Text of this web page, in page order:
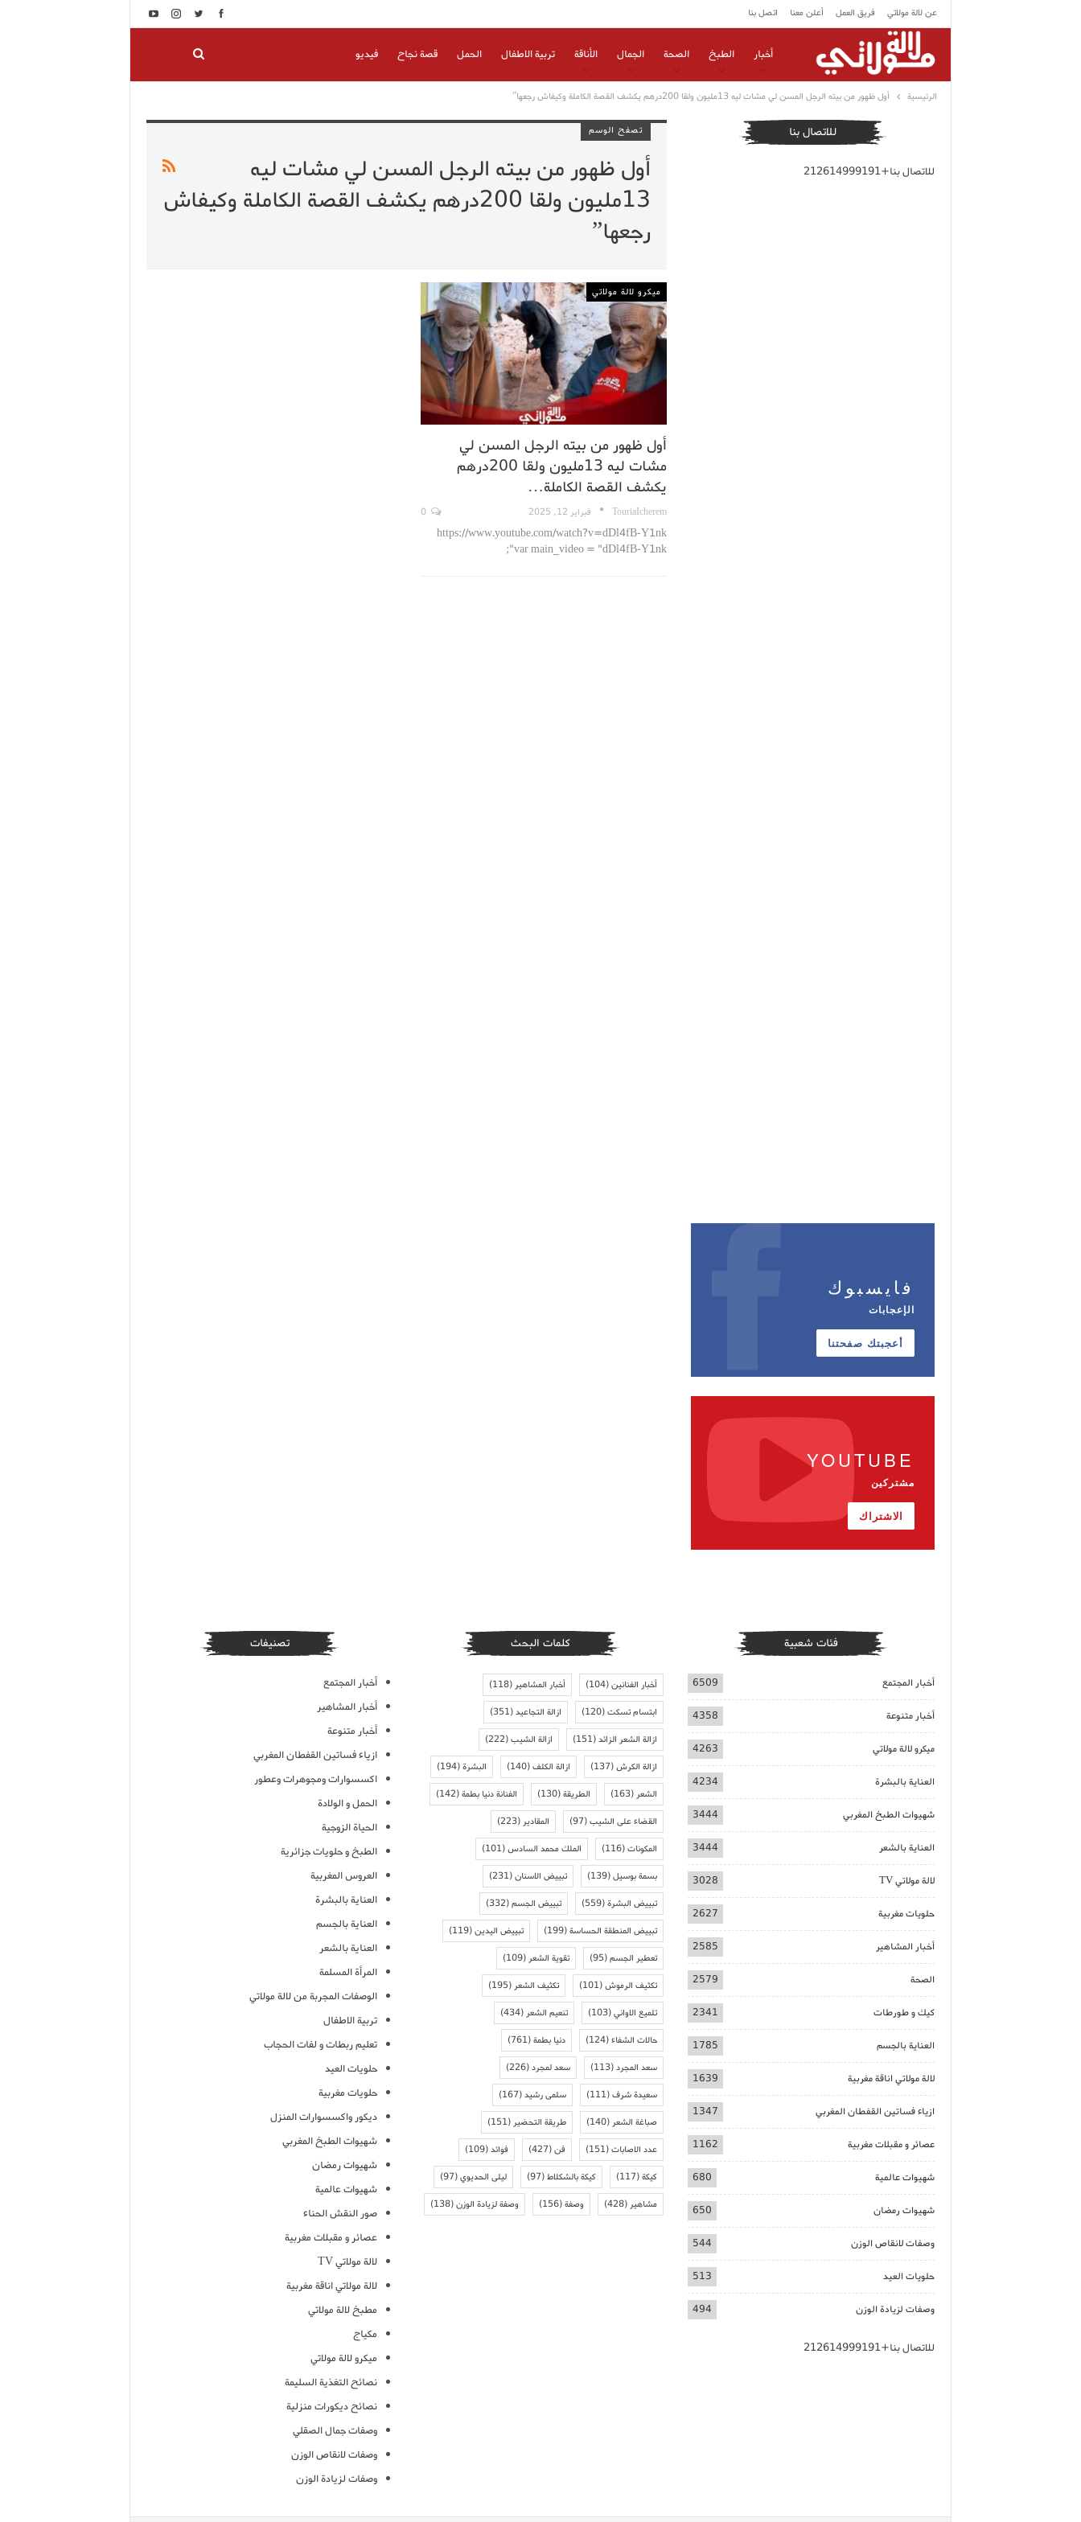
عن لالة مولاتي فريق العمل أعلن معنا اتصل بنا
أخبار الطبخ الصحة الجمال الأناقة تربية الاطفال الحمل قصة نجاح فيديو
الرئيسية أول ظهور من بيته الرجل المسن لي مشات ليه 13مليون ولقا 200درهم يكشف القصة الكاملة وكيفاش رجعها”
تصفح الوسم
أول ظهور من بيته الرجل المسن لي مشات ليه
13مليون ولقا 200درهم يكشف القصة الكاملة وكيفاش
رجعها”
ميكرو لالة مولاتي
أول ظهور من بيته الرجل المسن لي
مشات ليه 13مليون ولقا 200درهم
يكشف القصة الكاملة…
TouriaIcherem فبراير 12, 2025
https://www.youtube.com/watch?v=dDl4fB-Y1nk
var main_video = "dDl4fB-Y1nk";
للاتصال بنا
للاتصال بنا+212614999191
فايسبوك
الإعجابات
أعجبتك صفحتنا
YOUTUBE
مشتركين
الاشتراك
فئات شعبية
أخبار المجتمع 6509
أخبار متنوعة 4358
ميكرو لالة مولاتي 4263
العناية بالبشرة 4234
شهيوات الطبخ المغربي 3444
العناية بالشعر 3444
لالة مولاتي TV 3028
حلويات مغربية 2627
أخبار المشاهير 2585
الصحة 2579
كيك و طورطات 2341
العناية بالجسم 1785
لالة مولاتي اناقة مغربية 1639
ازياء فساتين القفطان المغربي 1347
عصائر و مقبلات مغربية 1162
شهيوات عالمية 680
شهيوات رمضان 650
وصفات لانقاص الوزن 544
حلويات العيد 513
وصفات لزيادة الوزن 494
للاتصال بنا+212614999191
كلمات البحث
أخبار الفنانين(104) أخبار المشاهير(118)
ابتسام تسكت(120) ازالة التجاعيد(351)
ازالة الشعر الزائد(151) ازالة الشيب(222)
ازالة الكرش(137) ازالة الكلف(140) البشرة(194)
الشعر(163) الطريقة(130) الفنانة دنيا بطمة(142)
القضاء على الشيب(97) المقادير(223)
المكونات(116) الملك محمد السادس(101)
بسمة بوسيل(139) تبييض الاسنان(231)
تبييض البشرة(559) تبييض الجسم(332)
تبييض المنطقة الحساسة(199) تبييض اليدين(119)
تعطير الجسم(95) تقوية الشعر(109)
تكثيف الرموش(101) تكثيف الشعر(195)
تلميع الاواني(103) تنعيم الشعر(434)
حالات الشفاء(124) دنيا بطمة(761)
سعد المجرد(113) سعد لمجرد(226)
سعيدة شرف(111) سلمى رشيد(167)
صباغة الشعر(140) طريقة التحضير(151)
عدد الاصابات(151) فن(427) فوائد(109)
كيكة(117) كيكة بالشكلاط(97) ليلى الحديوي(97)
مشاهير(428) وصفة(156) وصفة لزيادة الوزن(138)
تصنيفات
أخبار المجتمع
أخبار المشاهير
أخبار متنوعة
ازياء فساتين القفطان المغربي
اكسسوارات ومجوهرات وعطور
الحمل و الولادة
الحياة الزوجية
الطبخ و حلويات جزائرية
العروس المغربية
العناية بالبشرة
العناية بالجسم
العناية بالشعر
المرأة المسلمة
الوصفات المجربة من لالة مولاتي
تربية الاطفال
تعليم ربطات و لفات الحجاب
حلويات العيد
حلويات مغربية
ديكور واكسسوارات المنزل
شهيوات الطبخ المغربي
شهيوات رمضان
شهيوات عالمية
صور النقش الحناء
عصائر و مقبلات مغربية
لالة مولاتي TV
لالة مولاتي اناقة مغربية
مطبخ لالة مولاتي
مكياج
ميكرو لالة مولاتي
نصائح التغذية السليمة
نصائح ديكورات منزلية
وصفات جمال الصقلي
وصفات لانقاص الوزن
وصفات لزيادة الوزن